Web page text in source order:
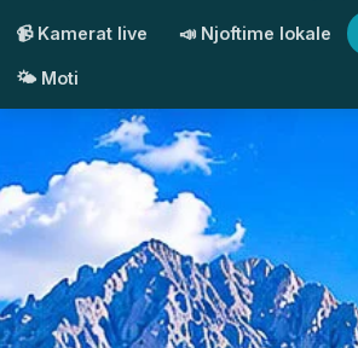
📹 Kamerat live 📣 Njoftime lokale
🌤️ Moti